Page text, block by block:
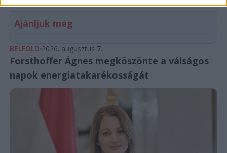
Ajánljuk még
BELFÖLD 2026. augusztus 7.
Forsthoffer Ágnes megköszönte a válságos
napok energiatakarékosságát